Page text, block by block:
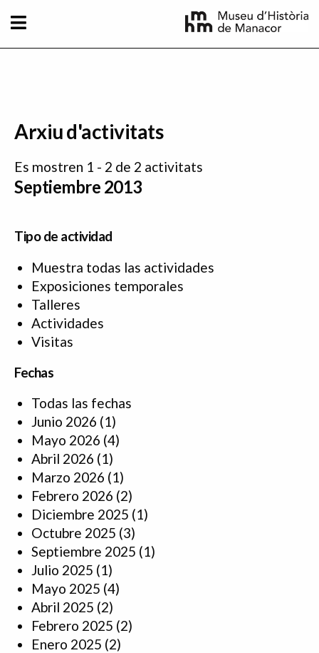
Arxiu d'activitats
Es mostren 1 - 2 de 2 activitats
Septiembre 2013
Tipo de actividad
Muestra todas las actividades
Exposiciones temporales
Talleres
Actividades
Visitas
Fechas
Todas las fechas
Junio 2026 (1)
Mayo 2026 (4)
Abril 2026 (1)
Marzo 2026 (1)
Febrero 2026 (2)
Diciembre 2025 (1)
Octubre 2025 (3)
Septiembre 2025 (1)
Julio 2025 (1)
Mayo 2025 (4)
Abril 2025 (2)
Febrero 2025 (2)
Enero 2025 (2)